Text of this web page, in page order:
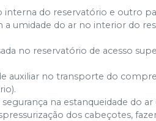
do reservatório e outro
umidade do ar no interior do
no reservatório de acesso
auxiliar no transporte do
na estanqueidade do ar
dos cabeçotes,